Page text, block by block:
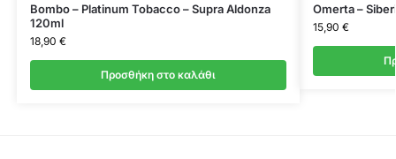
Bombo – Platinum Tobacco – Supra Aldonza
120ml
18,90 €
Προσθήκη στο καλάθι
Omerta –
15,90 €